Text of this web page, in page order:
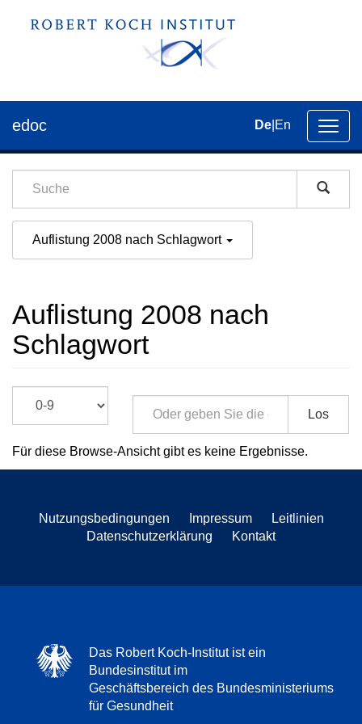
der
edoc De En
Auflistung 2008 nach Schlagwort
Auflistung 2008 nach
Schlagwort
Los
Für diese Browse-Ansicht gibt es keine Ergebnisse.
Nutzungsbedingungen Impressum
Leitlinien
Datenschutzerklärung
Kontakt
Das Robert Koch-Institut ist ein
Bundesinstitut im
Geschäftsbereich des Bundesministeriums
für Gesundheit